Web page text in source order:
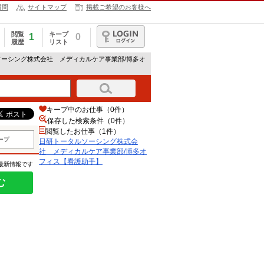
問 サイトマップ 掲載ご希望のお客様へ
閲覧
履歴
1
キープ
リスト
0
ログイン
ーシング株式会社 メディカルケア事業部/博多オ
プ
新情報です
キープ中のお仕事（0件）
保存した検索条件（0件）
閲覧したお仕事（1件）
日研トータルソーシング株式会
社 メディカルケア事業部/博多オ
フィス【看護助手】